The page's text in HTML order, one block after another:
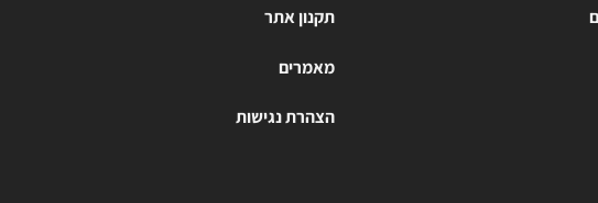
תקנון אתר
מאמרים
הצהרת נגישות